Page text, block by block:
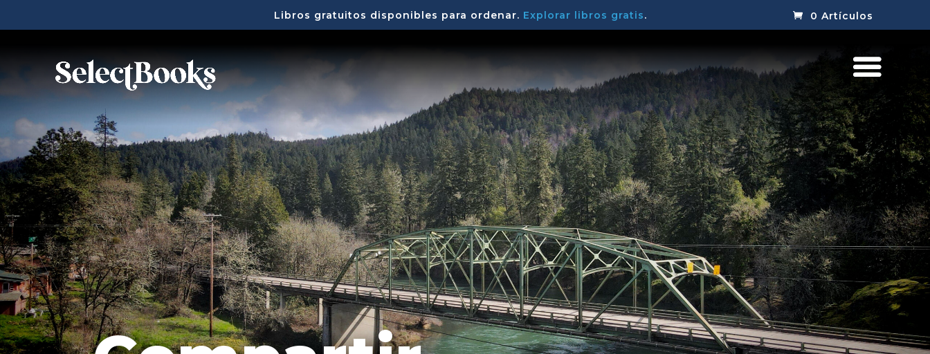
Libros gratuitos disponibles para ordenar. Explorar libros gratis. 0 Artículos